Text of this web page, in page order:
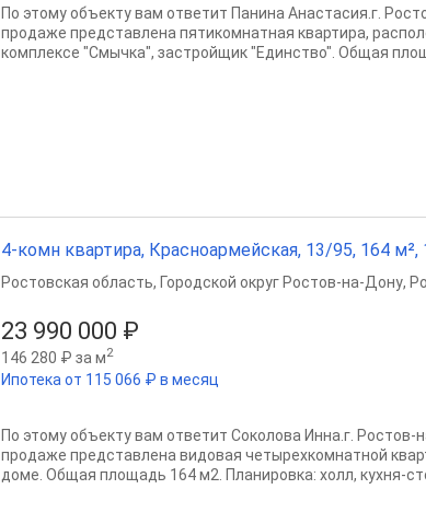
По этому объекту вам ответит Панина Анастасия.г.
продаже представлена пятикомнатная квартира,
комплексе "Смычка", застройщик "Единство". Общая
4-комн квартира, Красноармейская, 13/95, 164 м²,
23 990 000 ₽
146 280 ₽ за м2
Ипотека от 115 066 ₽ в месяц
Ростовская область, Городской округ Ростов-на-Дону,
По этому объекту вам ответит Соколова Инна.г.
продаже представлена видовая четырехкомнатной
доме. Общая площадь 164 м2. Планировка: холл, кухня-